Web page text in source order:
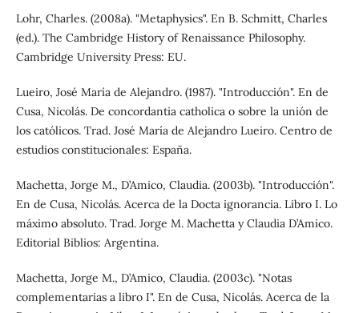
Lohr, Charles. (2008a). "Metaphysics". En B. Schmitt, Charles
(ed.). The Cambridge History of Renaissance Philosophy.
Cambridge University Press: EU.
Lueiro, José María de Alejandro. (1987). "Introducción". En de
Cusa, Nicolás. De concordantia catholica o sobre la unión de
los católicos. Trad. José María de Alejandro Lueiro. Centro de
estudios constitucionales: España.
Machetta, Jorge M., D’Amico, Claudia. (2003b). "Introducción".
En de Cusa, Nicolás. Acerca de la Docta ignorancia. Libro I. Lo
máximo absoluto. Trad. Jorge M. Machetta y Claudia D’Amico.
Editorial Biblios: Argentina.
Machetta, Jorge M., D’Amico, Claudia. (2003c). "Notas
complementarias a libro I". En de Cusa, Nicolás. Acerca de la